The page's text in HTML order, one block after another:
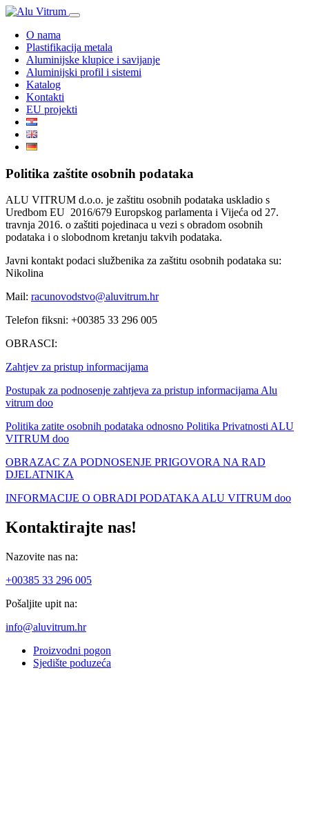
O nama
Plastifikacija metala
Aluminijske klupice i savijanje
Aluminijski profil i sistemi
Katalog
Kontakti
EU projekti
Politika zaštite osobnih podataka
ALU VITRUM d.o.o. je zaštitu osobnih podataka uskladio s
Uredbom EU 2016/679 Europskog parlamenta i Vijeća od 27.
travnja 2016. o zaštiti pojedinaca u vezi s obradom osobnih
podataka i o slobodnom kretanju takvih podataka.
Javni kontakt podaci službenika za zaštitu osobnih podataka su:
Nikolina
Mail: racunovodstvo@aluvitrum.hr
Telefon fiksni: +00385 33 296 005
OBRASCI:
Zahtjev za pristup informacijama
Postupak za podnosenje zahtjeva za pristup informacijama Alu
vitrum doo
Politika zatite osobnih podataka odnosno Politika Privatnosti ALU
VITRUM doo
OBRAZAC ZA PODNOSENJE PRIGOVORA NA RAD
DJELATNIKA
INFORMACIJE O OBRADI PODATAKA ALU VITRUM doo
Kontaktirajte nas!
Nazovite nas na:
+00385 33 296 005
Pošaljite upit na:
info@aluvitrum.hr
Proizvodni pogon
Sjedište poduzeća